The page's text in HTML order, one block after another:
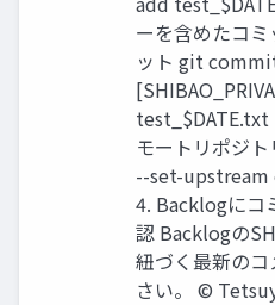
ーを含めたコ
ット git
test_$DATE.txt
モートリポジ
--set-upstream
4. Backlogにコ
認 Backlogの
紐づく最新の
さい。 ©